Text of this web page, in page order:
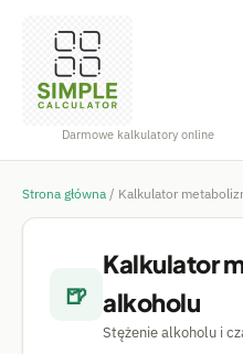
Darmowe kalkulatory online
Strona główna / Kalkulator
🍺
Kalkulator
alkoholu
Stężenie alkoholu i